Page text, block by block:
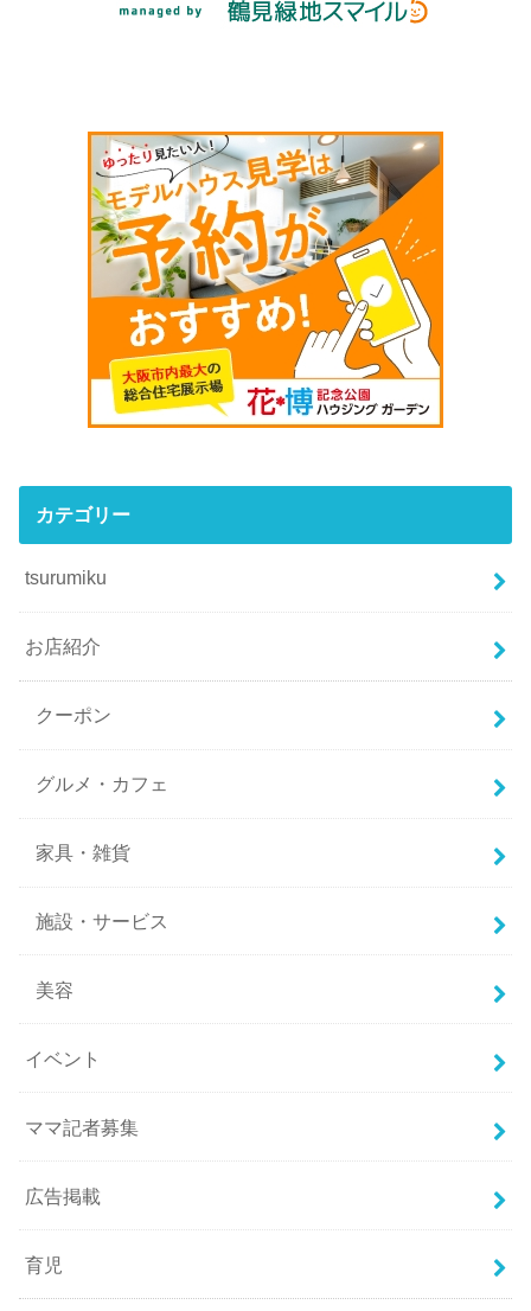
カテゴリー
tsurumiku
お店紹介
クーポン
グルメ・カフェ
家具・雑貨
施設・サービス
美容
イベント
ママ記者募集
広告掲載
育児